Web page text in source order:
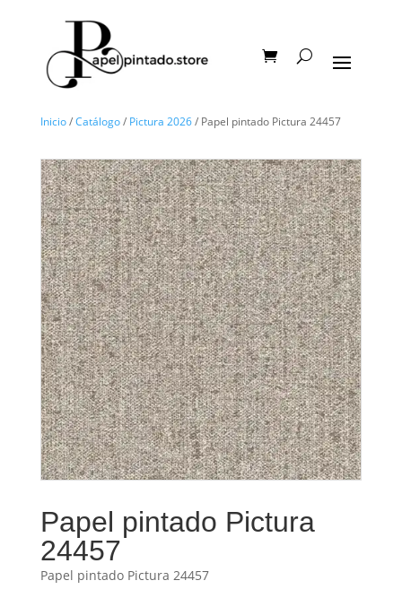
Inicio/Catálogo/ Pictura 2026/ Papel pintado Pictura 24457
Papel pintado Pictura
24457
Papel pintado Pictura 24457